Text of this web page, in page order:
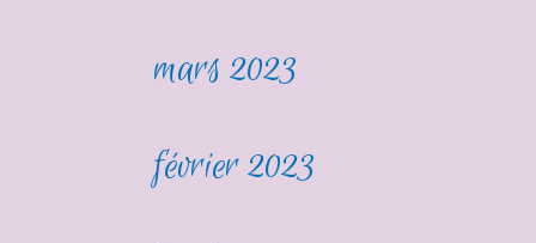
mars 2023
février 2023